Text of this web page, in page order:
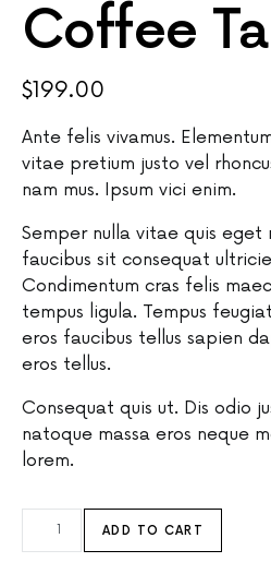
Coffee
$199.00
Ante felis vivamus.
vitae pretium justo vel
nam mus. Ipsum vici enim.
Semper nulla vitae quis eget
faucibus sit consequat
Condimentum cras felis
tempus ligula. Tempus
eros faucibus tellus sapien
eros tellus.
Consequat quis ut. Dis odio
natoque massa eros neque
lorem.
ADD TO CART